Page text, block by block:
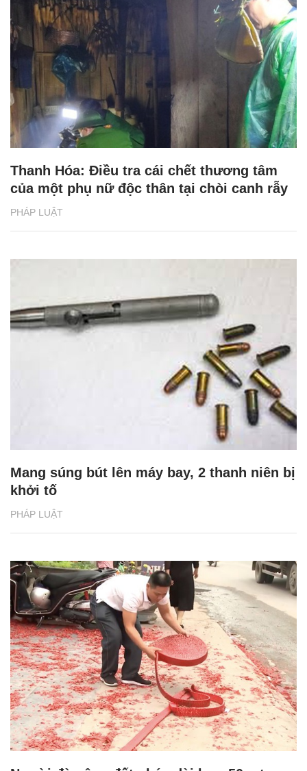
PHÁP LUẬT
Thanh Hóa: Điều tra cái chết thương tâm
của một phụ nữ độc thân tại chòi canh rẫy
PHÁP LUẬT
Mang súng bút lên máy bay, 2 thanh niên bị
khởi tố